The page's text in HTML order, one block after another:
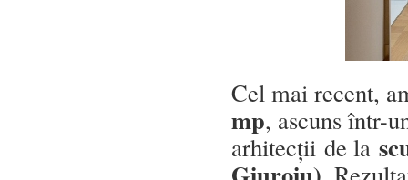
Cel mai recent,
mp, ascuns într-
arhitecții de la